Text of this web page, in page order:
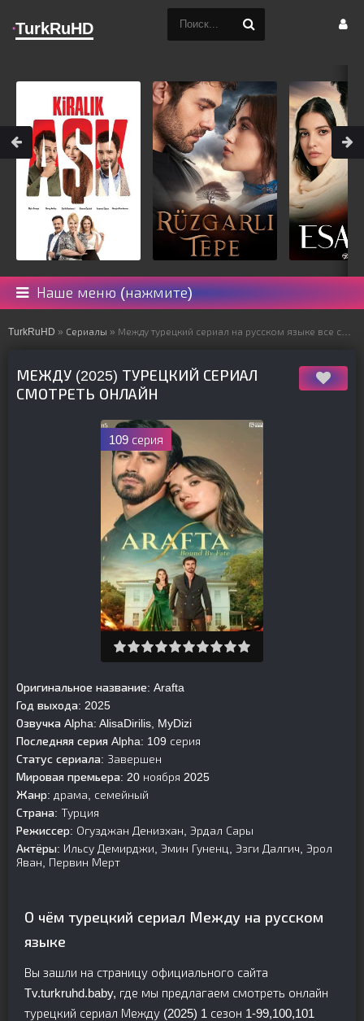
Наше меню (нажмите)
TurkRuHD » Сериалы » Между турецкий сериал на русском языке все серии смотреть онлайн бесплатно подряд
МЕЖДУ (2025) ТУРЕЦКИЙ СЕРИАЛ
СМОТРЕТЬ ОНЛАЙН
109 серия
Оригинальное название: Arafta
Год выхода: 2025
Озвучка Alpha: AlisaDirilis, MyDizi
Последняя серия Alpha: 109 серия
Статус сериала: Завершен
Мировая премьера: 20 ноября 2025
Жанр: драма, семейный
Страна: Турция
Режиссер: Огузджан Денизхан, Эрдал Сары
Актёры: Ильсу Демирджи, Эмин Гуненц, Эзги Далгич, Эрол
Яван, Первин Мерт
О чём турецкий сериал Между на русском
языке
Вы зашли на страницу официального сайта
Tv.turkruhd.baby, где мы предлагаем смотреть онлайн
турецкий сериал Между (2025) 1 сезон 1-99,100,101
TurkRuHD